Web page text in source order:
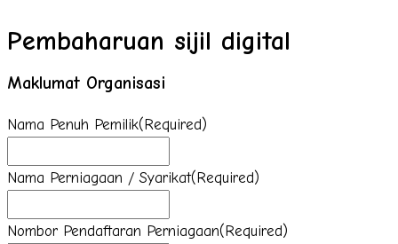
Pembaharuan sijil digital
Maklumat Organisasi
Nama Penuh Pemilik(Required)
Nama Perniagaan / Syarikat(Required)
Nombor Pendaftaran Perniagaan(Required)